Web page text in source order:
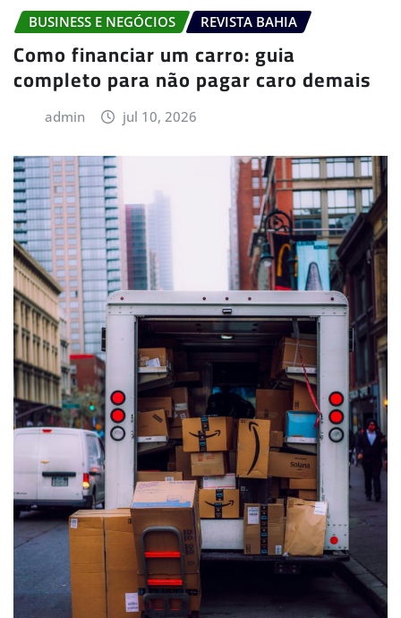
BUSINESS E NEGÓCIOS REVISTA BAHIA
Como financiar um carro: guia
completo para não pagar caro demais
admin jul 10, 2026